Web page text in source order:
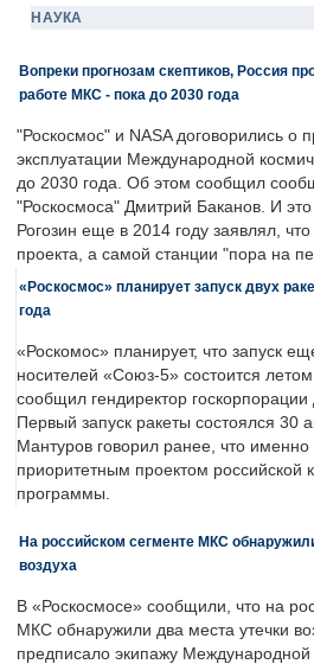
НАУКА
Вопреки прогнозам скептиков, Россия
работе МКС - пока до 2030 года
"Роскосмос" и NASA договорились о
эксплуатации Международной
до 2030 года. Об этом сообщил
"Роскосмоса" Дмитрий Баканов. И
Рогозин еще в 2014 году заявлял,
проекта, а самой станции "пора на
«Роскосмос» планирует запуск двух
года
«Роскомос» планирует, что запуск
носителей «Союз-5» состоится
сообщил гендиректор госкорпорации
Первый запуск ракеты состоялся 30
Мантуров говорил ранее, что
приоритетным проектом российской
программы.
На российском сегменте МКС
воздуха
В «Роскосмосе» сообщили, что на
МКС обнаружили два места утечки
предписало экипажу Международной